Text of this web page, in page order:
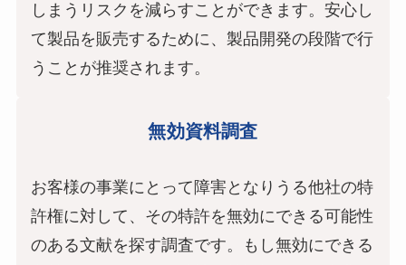
しまうリスクを減らすことができます。安心し
て製品を販売するために、製品開発の段階で行
うことが推奨されます。
無効資料調査
お客様の事業にとって障害となりうる他社の特
許権に対して、その特許を無効にできる可能性
のある文献を探す調査です。もし無効にできる